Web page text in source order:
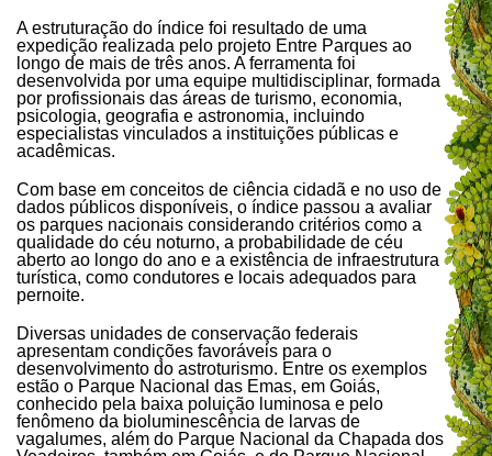
A estruturação do índice foi resultado de uma
expedição realizada pelo projeto Entre Parques ao
longo de mais de três anos. A ferramenta foi
desenvolvida por uma equipe multidisciplinar, formada
por profissionais das áreas de turismo, economia,
psicologia, geografia e astronomia, incluindo
especialistas vinculados a instituições públicas e
acadêmicas.
Com base em conceitos de ciência cidadã e no uso de
dados públicos disponíveis, o índice passou a avaliar
os parques nacionais considerando critérios como a
qualidade do céu noturno, a probabilidade de céu
aberto ao longo do ano e a existência de infraestrutura
turística, como condutores e locais adequados para
pernoite.
Diversas unidades de conservação federais
apresentam condições favoráveis para o
desenvolvimento do astroturismo. Entre os exemplos
estão o Parque Nacional das Emas, em Goiás,
conhecido pela baixa poluição luminosa e pelo
fenômeno da bioluminescência de larvas de
vagalumes, além do Parque Nacional da Chapada dos